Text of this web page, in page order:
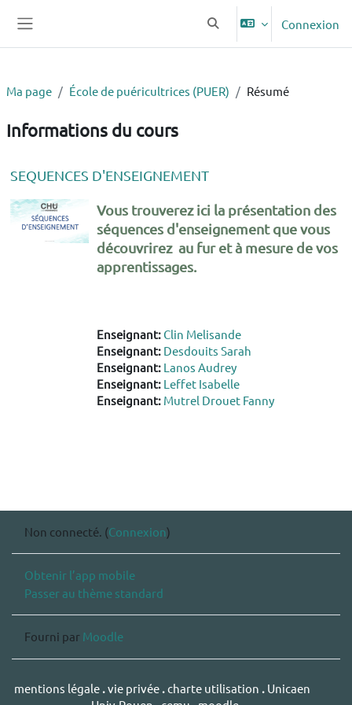
Activer/désactiver la saisie
Connexion
Ma page École de puéricultrices (PUER) Résumé
Informations du cours
SEQUENCES D'ENSEIGNEMENT
Vous trouverez ici la présentation des
séquences d'enseignement que vous
découvrirez au fur et à mesure de vos
apprentissages.
Enseignant:Clin Melisande
Enseignant: Desdouits Sarah
Enseignant: Lanos Audrey
Enseignant: Leffet Isabelle
Enseignant: Mutrel Drouet Fanny
Non connecté. (Connexion)
Obtenir l’app mobile
Passer au thème standard
Fourni par Moodle
mentions légale .vie privée .charte utilisation . Unicaen